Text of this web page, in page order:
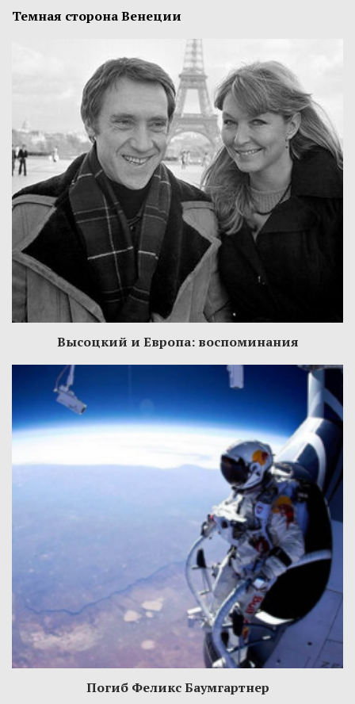
Темная сторона Венеции
Высоцкий и Европа: воспоминания
Погиб Феликс Баумгартнер